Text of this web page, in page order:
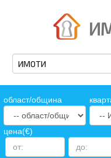
oбласт/община
цена(€)